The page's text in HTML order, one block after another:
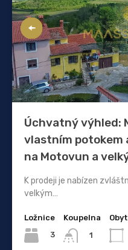
Úchvatný výhled:
vlastním potokem
na Motovun a
K prodeji je nabízen
velkým…
Ložnice
3
Koupelna
1